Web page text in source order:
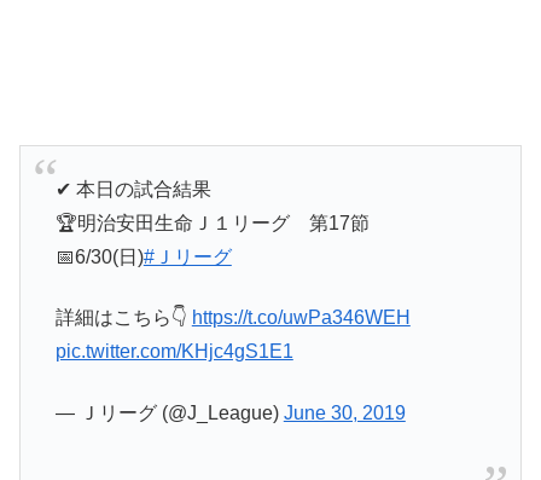
✔︎ 本日の試合結果
🏆明治安田生命Ｊ１リーグ 第17節
📅6/30(日)#Ｊリーグ
詳細はこちら👇 https://t.co/uwPa346WEH
pic.twitter.com/KHjc4gS1E1
— Ｊリーグ (@J_League) June 30, 2019